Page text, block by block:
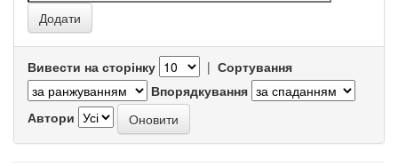
Вивести на сторінку | Сортування
Впорядкування
Автори